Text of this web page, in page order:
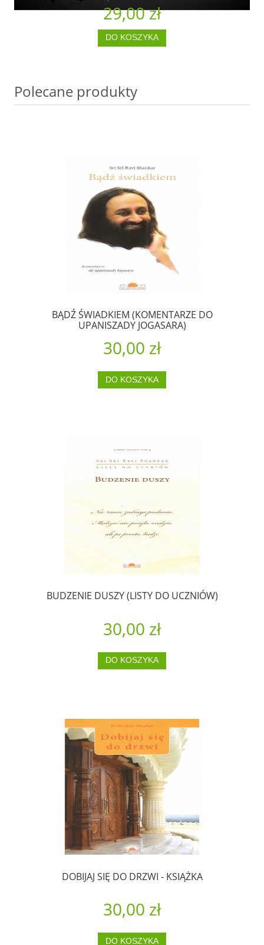
29,00 zł
DO KOSZYKA
Polecane produkty
BĄDŹ ŚWIADKIEM (KOMENTARZE DO
UPANISZADY JOGASARA)
30,00 zł
DO KOSZYKA
BUDZENIE DUSZY (LISTY DO UCZNIÓW)
30,00 zł
DO KOSZYKA
DOBIJAJ SIĘ DO DRZWI - KSIĄŻKA
30,00 zł
DO KOSZYKA